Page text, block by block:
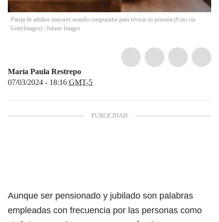
Pareja de adultos mayores usando computador para revisar su pensión (Foto vía
GettyImages) / Johner Images
María Paula Restrepo
07/03/2024 - 18:16 GMT-5
Aunque ser pensionado y jubilado son palabras
empleadas con frecuencia por las personas como